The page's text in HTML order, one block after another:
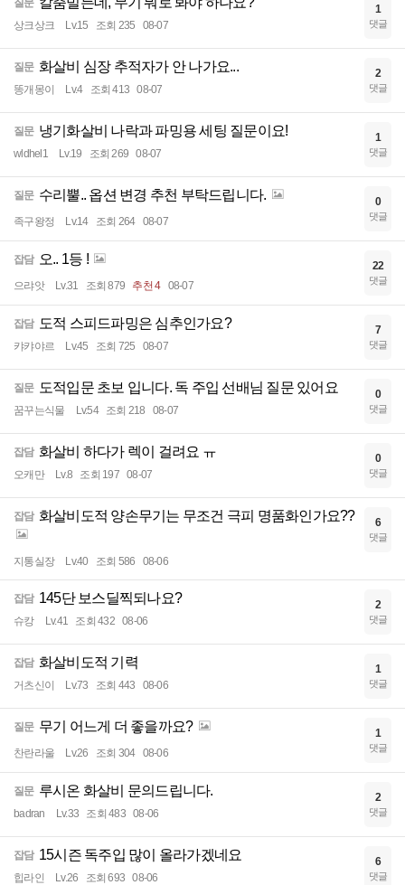
상크상크 Lv.15 조회 235 08-07
1
댓글
질문 화살비 심장 추적자가 안 나가요...
똥개몽이 Lv.4 조회 413 08-07
2
댓글
질문 냉기화살비 나락과 파밍용 세팅 질문이요!
wldhel1 Lv.19 조회 269 08-07
1
댓글
질문 수리뿔.. 옵션 변경 추천 부탁드립니다.
족구왕정 Lv.14 조회 264 08-07
0
댓글
잡담 오.. 1등 !
으랴앗 Lv.31 조회 879 추천 4 08-07
22
댓글
잡담 도적 스피드파밍은 심추인가요?
캬캬야르 Lv.45 조회 725 08-07
7
댓글
질문 도적입문 초보 입니다. 독 주입 선배님 질문 있어요
꿈꾸는식물 Lv.54 조회 218 08-07
0
댓글
잡담 화살비 하다가 렉이 걸려요 ㅠ
오캐만 Lv.8 조회 197 08-07
0
댓글
잡담 화살비도적 양손무기는 무조건 극피 명품화인가요??
지통실장 Lv.40 조회 586 08-06
6
댓글
잡담 145단 보스딜찍되나요?
슈캉 Lv.41 조회 432 08-06
2
댓글
잡담 화살비도적 기력
거츠신이 Lv.73 조회 443 08-06
1
댓글
질문 무기 어느게 더 좋을까요?
찬란라울 Lv.26 조회 304 08-06
1
댓글
질문 루시온 화살비 문의드립니다.
badran Lv.33 조회 483 08-06
2
댓글
잡담 15시즌 독주입 많이 올라가겠네요
힙라인 Lv.26 조회 693 08-06
6
댓글